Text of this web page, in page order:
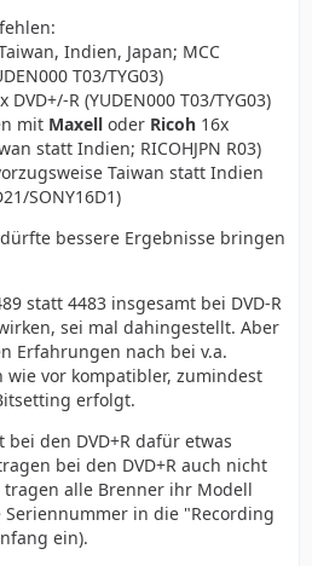
Indien, Japan; MCC
T03/TYG03)
DVD+/-R (YUDEN000 T03/TYG03)
mit Maxell oder Ricoh 16x
statt Indien; RICOHJPN R03)
Taiwan statt Indien
SONY16D1)
bessere Ergebnisse bringen
statt 4483 insgesamt bei DVD-R
sei mal dahingestellt. Aber
Erfahrungen nach bei v.a.
wie vor kompatibler, zumindest
erfolgt.
den DVD+R dafür etwas
bei den DVD+R auch nicht
tragen alle Brenner ihr Modell
in die "Recording
ein).